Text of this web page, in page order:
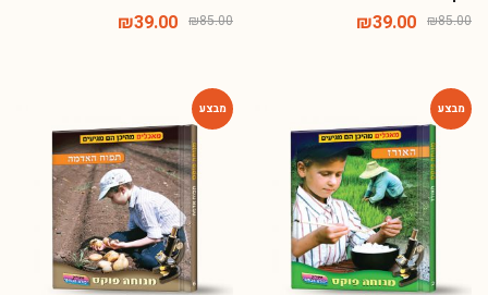
₪85.00
₪39.00
₪85.00
₪39.00